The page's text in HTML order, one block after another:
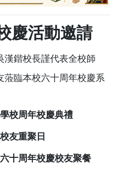
慶活動邀請
漢鍇校長謹代表全校師
蒞臨本校六十周年校慶系
校周年校慶典禮
友重聚日
十周年校慶校友聚餐